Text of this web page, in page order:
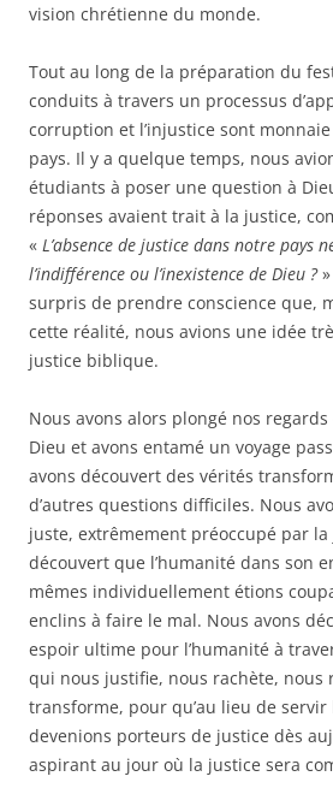
vision chrétienne du monde.
Tout au long de la préparation du
conduits à travers un processus
corruption et l’injustice sont
pays. Il y a quelque temps, nous
étudiants à poser une question à
réponses avaient trait à la justice,
« L’absence de justice dans notre pays
l’indifférence ou l’inexistence de Dieu ?»
surpris de prendre conscience que,
cette réalité, nous avions une idée
justice biblique.
Nous avons alors plongé nos
Dieu et avons entamé un voyage
avons découvert des vérités
d’autres questions difficiles. Nous
juste, extrêmement préoccupé par la
découvert que l’humanité dans son
mêmes individuellement étions
enclins à faire le mal. Nous avons
espoir ultime pour l’humanité à
qui nous justifie, nous rachète, nous
transforme, pour qu’au lieu de servir
devenions porteurs de justice dès
aspirant au jour où la justice sera